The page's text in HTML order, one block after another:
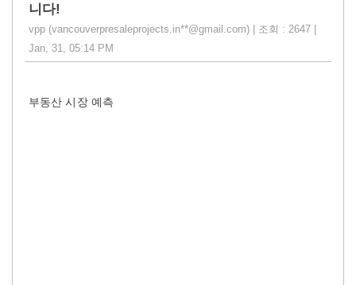
니다!
vpp (vancouverpresaleprojects.in**@gmail.com) | 조회 : 2647 |
Jan, 31, 05:14 PM
부동산 시장 예측